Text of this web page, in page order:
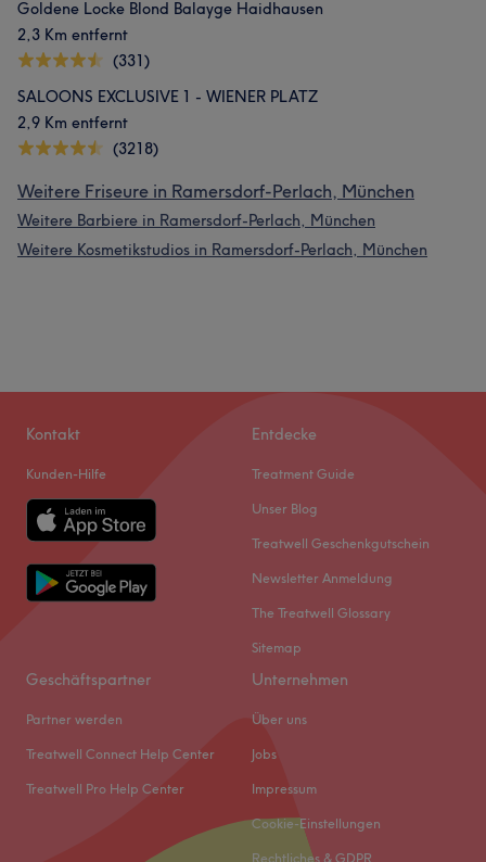
Goldene Locke Blond Balayge Haidhausen
2,3 Km entfernt
(331)
SALOONS EXCLUSIVE 1 - WIENER PLATZ
2,9 Km entfernt
(3218)
Weitere Friseure in Ramersdorf-Perlach, München
Weitere Barbiere in Ramersdorf-Perlach, München
Weitere Kosmetikstudios in Ramersdorf-Perlach, München
Kontakt
Kunden-Hilfe
Entdecke
Treatment Guide
Unser Blog
Treatwell Geschenkgutschein
Newsletter Anmeldung
The Treatwell Glossary
Sitemap
Geschäftspartner
Partner werden
Treatwell Connect Help Center
Treatwell Pro Help Center
Unternehmen
Über uns
Jobs
Impressum
Cookie-Einstellungen
Rechtliches & GDPR